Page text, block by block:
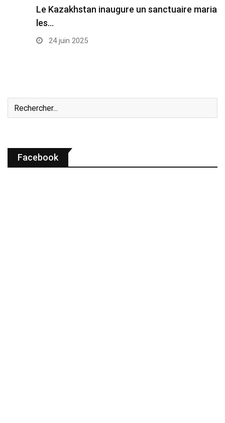
Le Kazakhstan inaugure un sanctuaire marial pour
24 juin 2025
Facebook